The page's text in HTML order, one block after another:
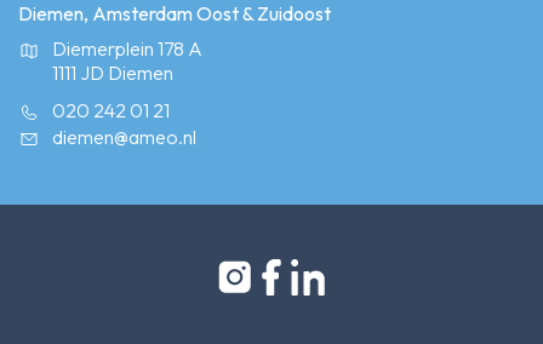
Diemen, Amsterdam Oost & Zuidoost
Diemerplein 178 A
1111 JD Diemen
020 242 01 21
diemen@ameo.nl